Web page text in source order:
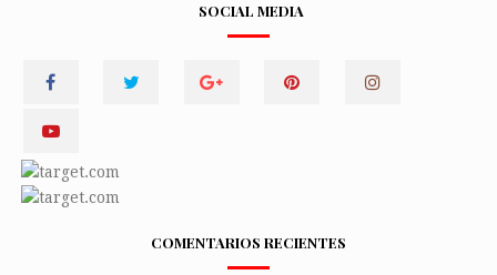
SOCIAL MEDIA
COMENTARIOS RECIENTES